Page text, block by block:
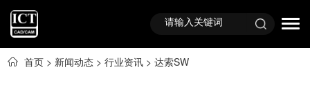
首页 > 新闻动态 > 行业资讯 > 达索SW